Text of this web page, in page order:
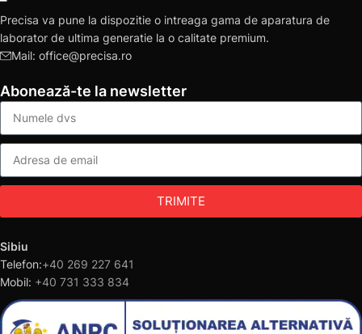
Precisa va pune la dispozitie o intreaga gama de aparatura de
laborator de ultima generatie la o calitate premium.
Mail: office@precisa.ro
Abonează-te la newsletter
TRIMITE
Sibiu
Telefon:+40 269 227 641
Mobil: +40 731 333 834